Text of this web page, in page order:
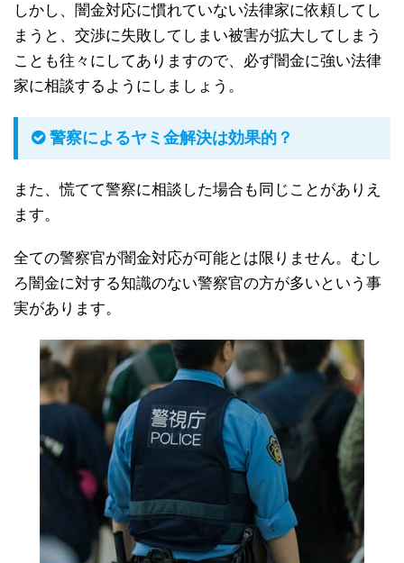
しかし、闇金対応に慣れていない法律家に依頼してし
まうと、交渉に失敗してしまい被害が拡大してしまう
ことも往々にしてありますので、必ず闇金に強い法律
家に相談するようにしましょう。
警察によるヤミ金解決は効果的？
また、慌てて警察に相談した場合も同じことがありえ
ます。
全ての警察官が闇金対応が可能とは限りません。むし
ろ闇金に対する知識のない警察官の方が多いという事
実があります。